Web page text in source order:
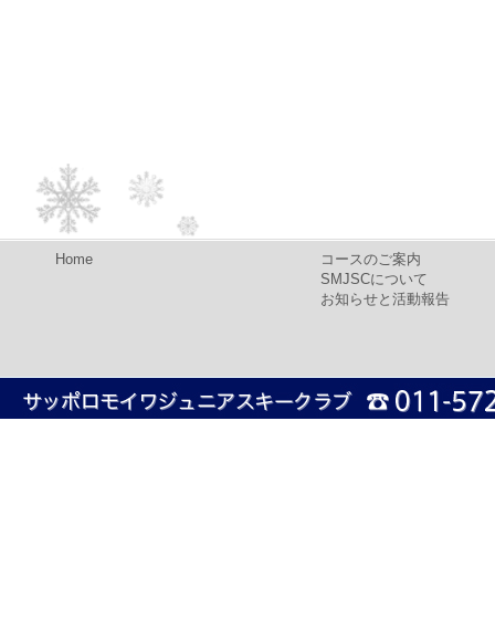
Home
コースのご案内
SMJSCについて
お知らせと活動報告